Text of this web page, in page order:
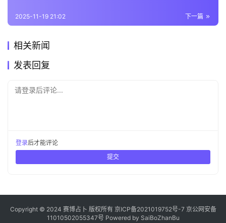
下一篇
2025-11-19 21:02
相关新闻
发表回复
请登录后评论...
登录后才能评论
提交
Copyright © 2024 赛博占卜 版权所有 京ICP备2021019752号-7 京公网安备
11010502055347号 Powered by SaiBoZhanBu